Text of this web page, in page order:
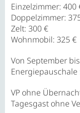
Einzelzimmer: 400
Doppelzimmer:
Zelt: 300 €
Wohnmobil: 325 €
Von September
Energiepauschale
VP ohne
Tagesgast ohne